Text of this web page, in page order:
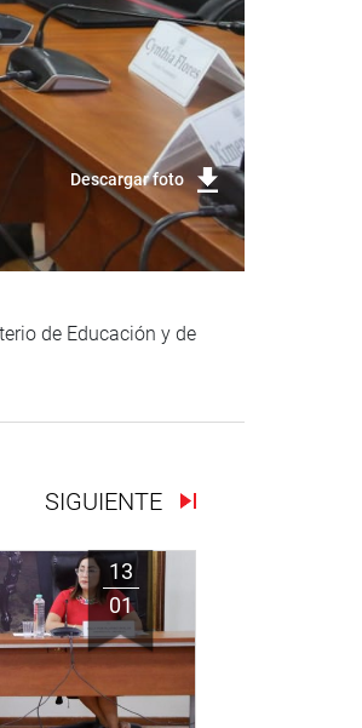
Descargar foto
de Educación y de
SIGUIENTE
13
01